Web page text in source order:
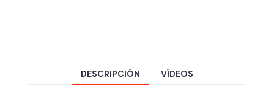
DESCRIPCIÓN VÍDEOS